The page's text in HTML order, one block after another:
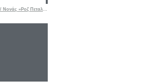
Ποδιά βάπτισης Νονού / Νονάς «Ροζ Πεταλούδα - Λουλούδι»